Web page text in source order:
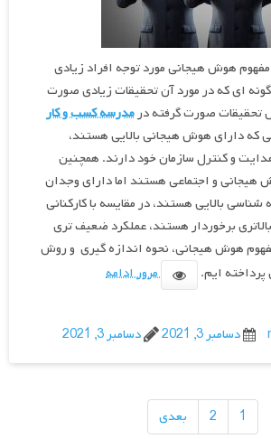
هوش هیجانی مورد توجه افراد زیادی
ای که در مورد آن تحقیقات زیادی صورت
تحقیقات صورت گرفته درمدرسه کسب و کار
که دارای هوش هیجانی بالایی هستند،
و کنترل سازمان خود دارند. همچنین
هیجانی و اجتماعی هستند اما دارای وجدان
بالایی هستند، در مقایسه با کارکنانی
برخوردار هستند، عملکرد ضعیف‌ تری
هوش هیجانی، نحوه اندازه‌ گیری و روش
ایم.
مرور ادامه
دسامبر 3, 2021 دسامبر 3, 2021
1
2 بعدی